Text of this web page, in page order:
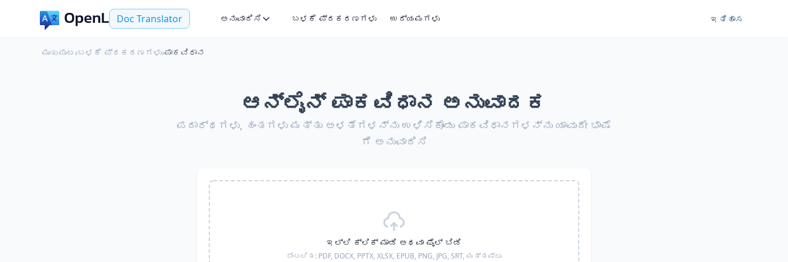
Doc Translator ಅನುವಾದಿಸಿ ಬಳಕೆ ಪ್ರಕರಣಗಳು ಉದ್ಯಮಗಳು ಇತಿಹಾಸ
ಮುಖಪುಟ ›ಬಳಕೆ ಪ್ರಕರಣಗಳು›ಪಾಕವಿಧಾನ
ಆನ್‌ಲೈನ್ ಪಾಕವಿಧಾನ ಅನುವಾದಕ
ಪದಾರ್ಥಗಳು, ಹಂತಗಳು ಮತ್ತು ಅಳತೆಗಳನ್ನು ಉಳಿಸಿಕೊಂಡು ಪಾಕವಿಧಾನಗಳನ್ನು ಯಾವುದೇ ಭಾಷೆ
ಗೆ ಅನುವಾದಿಸಿ
ಇಲ್ಲಿ ಕ್ಲಿಕ್ ಮಾಡಿ ಅಥವಾ ಫೈಲ್ ಬಿಡಿ
ಬೆಂಬಲಿತ: PDF, DOCX, PPTX, XLSX, EPUB, PNG, JPG, SRT, ಮತ್ತಷ್ಟು